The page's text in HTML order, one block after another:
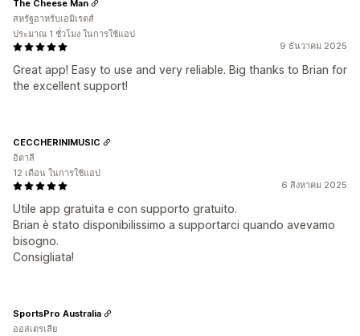
9 ธันวาคม 2025
Great app! Easy to use and very reliable. Big thanks to Brian for
the excellent support!
The Cheese Man
สหรัฐอาหรับเอมิเรตส์
ประมาณ 1 ชั่วโมง ในการใช้แอป
6 สิงหาคม 2025
Utile app gratuita e con supporto gratuito.
Brian è stato disponibilissimo a supportarci quando avevamo
bisogno.
Consigliata!
CECCHERINIMUSIC
อิตาลี
12 เดือน ในการใช้แอป
SportsPro Australia
ออสเตรเลีย